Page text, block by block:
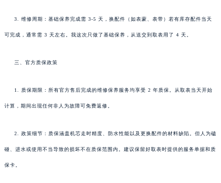
3. 维修周期：基础保养完成需 3-5 天，换配件（如表蒙、表带）若有库存配件当天
可完成，通常需 3 天左右。我这次只做了基础保养，从送交到取表用了 4 天。
三、官方质保政策
1. 质保期限：所有官方售后完成的维修保养服务均享受 2 年质保。从取表当天开始
计算，期间出现任何非人为故障可免费返修。
2. 政策细节：质保涵盖机芯走时精度、防水性能以及更换配件的材料缺陷。但人为磕
碰、进水或使用不当导致的损坏不在质保范围内。建议保留好取表时提供的服务单据和质
保卡。